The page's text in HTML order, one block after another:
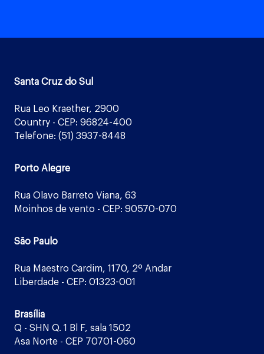
Santa Cruz do Sul
Rua Leo Kraether, 2900
Country - CEP: 96824-400
Telefone: (51) 3937-8448
Porto Alegre
Rua Olavo Barreto Viana, 63
Moinhos de vento - CEP: 90570-070
São Paulo
Rua Maestro Cardim, 1170, 2º Andar
Liberdade - CEP: 01323-001
Brasília
Q - SHN Q. 1 Bl F, sala 1502
Asa Norte - CEP 70701-060